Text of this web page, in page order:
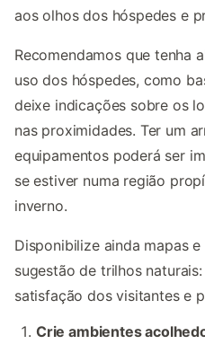
aos olhos dos hóspedes e
Recomendamos que tenha
uso dos hóspedes, como
deixe indicações sobre os
nas proximidades. Ter um
equipamentos poderá ser
se estiver numa região
inverno.
Disponibilize ainda mapas
sugestão de trilhos
satisfação dos visitantes e
Crie ambientes